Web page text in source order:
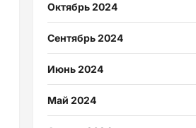
Октябрь 2024
Сентябрь 2024
Июнь 2024
Май 2024